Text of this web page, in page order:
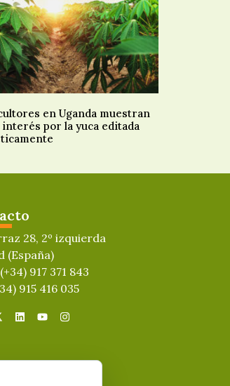
en Uganda muestran
por la yuca editada
28, 2º izquierda
(España)
917 371 843
915 416 035